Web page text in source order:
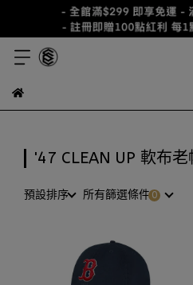
'47 CLEAN UP 軟布老
預設排序 所有篩選條件